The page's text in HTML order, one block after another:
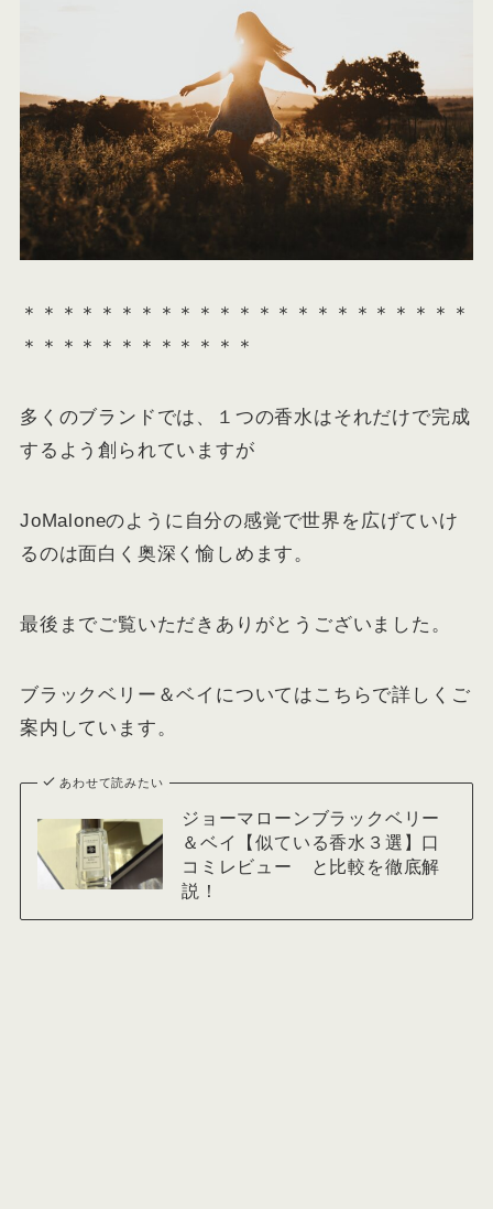
＊＊＊＊＊＊＊＊＊＊＊＊＊＊＊＊＊＊＊＊＊＊＊
＊＊＊＊＊＊＊＊＊＊＊＊
多くのブランドでは、１つの香水はそれだけで完成
するよう創られていますが
JoMaloneのように自分の感覚で世界を広げていけ
るのは面白く奥深く愉しめます。
最後までご覧いただきありがとうございました。
ブラックベリー＆ベイについてはこちらで詳しくご
案内しています。
あわせて読みたい
ジョーマローンブラックベリー
＆ベイ【似ている香水３選】口
コミレビュー と比較を徹底解
説！